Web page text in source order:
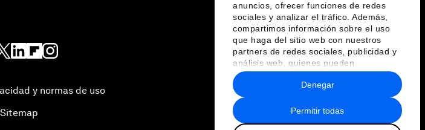
anuncios, ofrecer funciones de redes
sociales y analizar el tráfico. Además,
compartimos información sobre el uso
que haga del sitio web con nuestros
partners de redes sociales, publicidad y
análisis web, quienes pueden
combinarla con otra información que les
haya proporcionado o que hayan
recopilado a partir del uso que haya
hecho de sus servicios.
Permitir todas
Denegar
y normas de uso
Sitemap